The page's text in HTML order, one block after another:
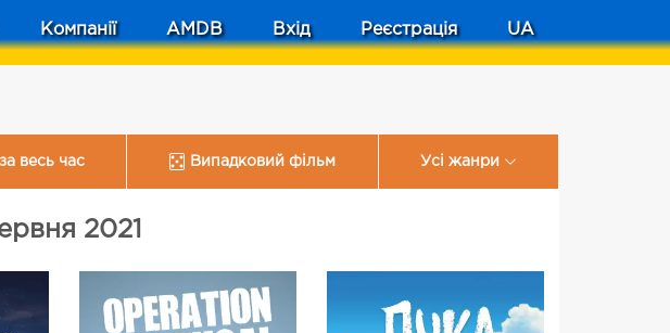
Компанії AMDB Вхід Реєстрація UA
весь час Випадковий фільм Усі жанри
2021